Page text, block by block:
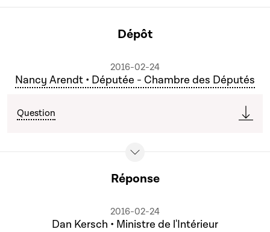
Dépôt
2016-02-24
Nancy Arendt • Députée - Chambre des Députés
Question
Réponse
2016-02-24
Dan Kersch • Ministre de l'Intérieur